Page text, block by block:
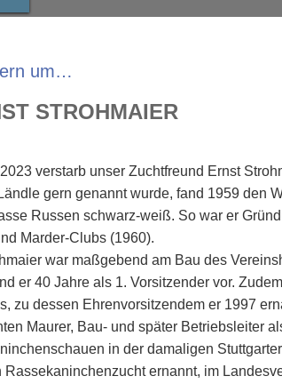
um…
STROHMAIER
verstarb unser Zuchtfreund Ernst
gern genannt wurde, fand 1959 den
Russen schwarz-weiß. So war er
Marder-Clubs (1960).
war maßgebend am Bau des
er 40 Jahre als 1. Vorsitzender vor.
zu dessen Ehrenvorsitzendem er 1997
Maurer, Bau- und später Betriebsleiter
in der damaligen
Rassekaninchenzucht ernannt, im